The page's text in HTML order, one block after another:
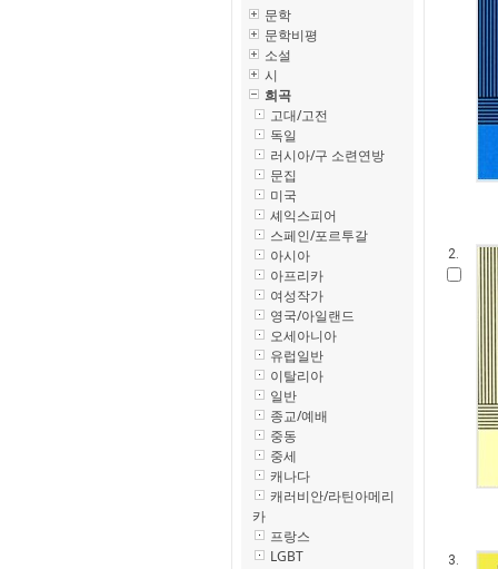
문학
문학비평
소설
시
희곡
고대/고전
독일
러시아/구 소련연방
문집
미국
셰익스피어
스페인/포르투갈
아시아
아프리카
여성작가
영국/아일랜드
오세아니아
유럽일반
이탈리아
일반
종교/예배
중동
중세
캐나다
캐러비안/라틴아메리
카
프랑스
LGBT
2.
3.